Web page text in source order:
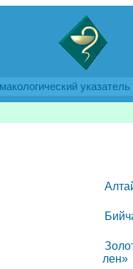
указатель
лен»